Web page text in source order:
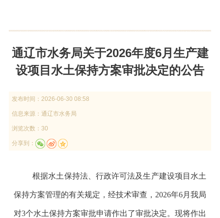
通辽市水务局关于2026年度6月生产建
设项目水土保持方案审批决定的公告
发布时间： 2026-06-30 08:58
信息来源： 通辽市水务局
浏览次数：30
分享到：
根据水土保持法、行政许可法及生产建设项目水土
保持方案管理的有关规定，经技术审查， 2026年6月我局
对3个水土保持方案审批申请作出了审批决定。现将作出